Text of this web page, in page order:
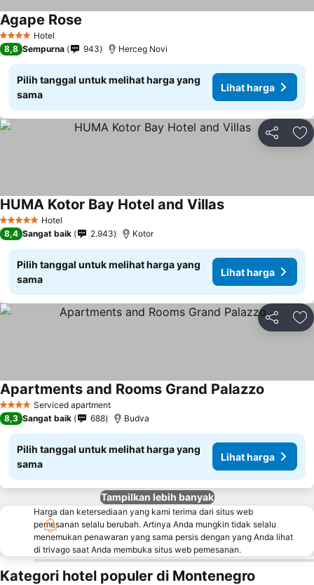
4 BintangHotel
Agape Rose
8,8 Sempurna 943 Herceg Novi
Pilih tanggal untuk melihat harga yang
sama
Lihat harga
Bagikan
5 Bintang Hotel
HUMA Kotor Bay Hotel and VillasLihat harga
8,4 Sangat baik 2.943 Kotor
Pilih tanggal untuk melihat harga yang
sama
Lihat harga
Bagikan
4 BintangServiced apartment
Apartments and Rooms Grand Palazzo
8,3 Sangat baik 688 Budva
Pilih tanggal untuk melihat harga yang
sama
Lihat harga
Tampilkan lebih banyak
Harga dan ketersediaan yang kami terima dari situs web
pemesanan selalu berubah. Artinya Anda mungkin tidak selalu
menemukan penawaran yang sama persis dengan yang Anda lihat
di trivago saat Anda membuka situs web pemesanan.
Kategori hotel populer di Montenegro